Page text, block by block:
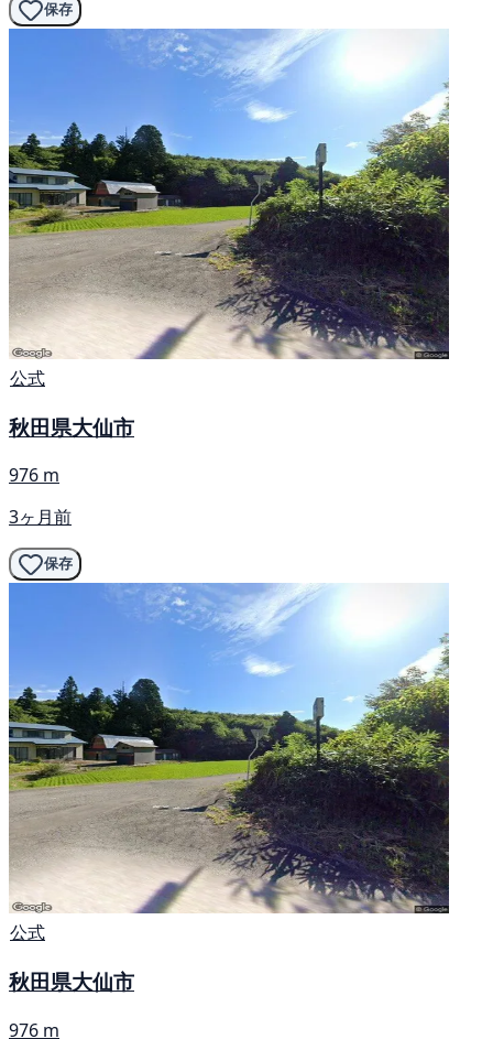
保存
公式
秋田県大仙市
976 m
3ヶ月前
保存
公式
秋田県大仙市
976 m